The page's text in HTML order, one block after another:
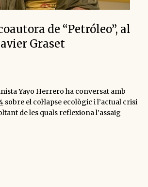
de “Petróleo”, al
Graset
Yayo Herrero ha conversat amb
sobre el col·lapse ecològic i l’actual crisi
de les quals reflexiona l’assaig